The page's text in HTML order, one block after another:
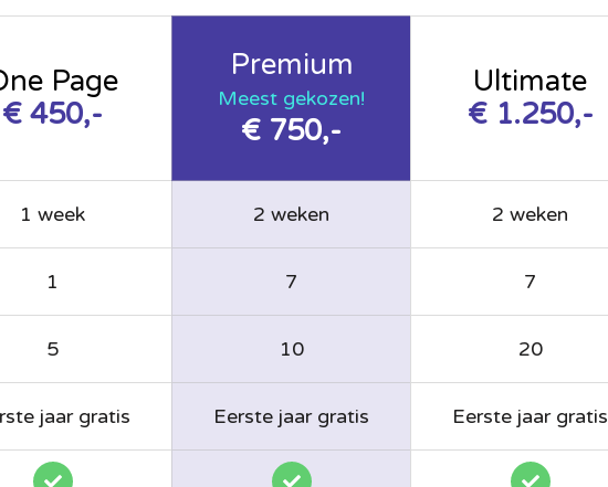
Page
€ 450,-
Premium
Meest gekozen!
€ 750,-
Ultimate
€ 1.250,-
1 week 2 weken 2 weken
1 7 7
5 10 20
jaar gratis Eerste jaar gratis Eerste jaar gratis